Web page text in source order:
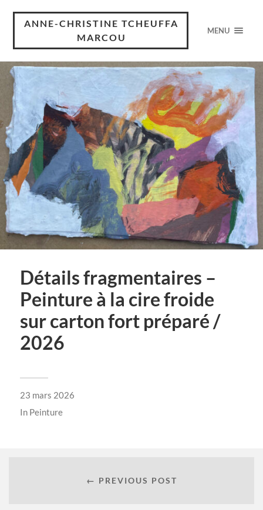
ANNE-CHRISTINE TCHEUFFA
MARCOU
MENU
Détails fragmentaires –
Peinture à la cire froide
sur carton fort préparé /
2026
23 mars 2026
In Peinture
← PREVIOUS POST